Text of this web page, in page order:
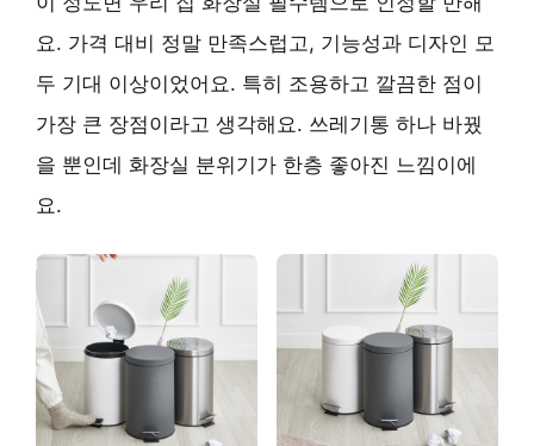
요. 가격 대비 정말 만족스럽고, 기능성과 디자인 모
두 기대 이상이었어요. 특히 조용하고 깔끔한 점이
가장 큰 장점이라고 생각해요. 쓰레기통 하나 바꿨
을 뿐인데 화장실 분위기가 한층 좋아진 느낌이에
요.